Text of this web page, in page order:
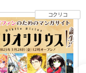
コクリコ